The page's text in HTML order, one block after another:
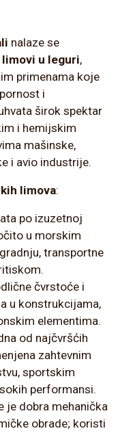
nalaze se
u leguri,
primenama koje
i
širok spektar
i hemijskim
mašinske,
i avio industrije.
limova:
po izuzetnoj
u morskim
transportne
čvrstoće i
u konstrukcijama,
elementima.
od najčvršćih
zahtevnim
sportskim
performansi.
je dobra mehanička
obrade; koristi